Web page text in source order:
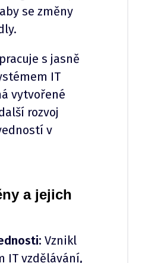
se změny
s jasně
IT
vytvořené
rozvoj
v
a jejich
Vznikl
IT vzdělávání,